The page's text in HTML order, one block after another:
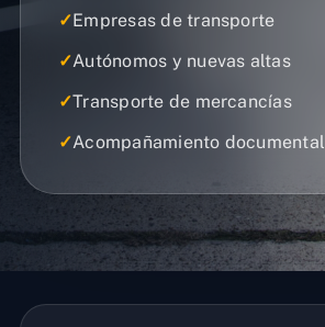
✓Empresas de transporte
✓Autónomos y nuevas altas
✓Transporte de mercancías
✓Acompañamiento documental